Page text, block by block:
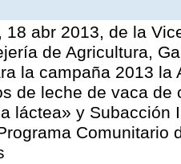
18 abr 2013, de la
de Agricultura,
la campaña 2013
de leche de vaca
láctea» y Subacción
Comunitario